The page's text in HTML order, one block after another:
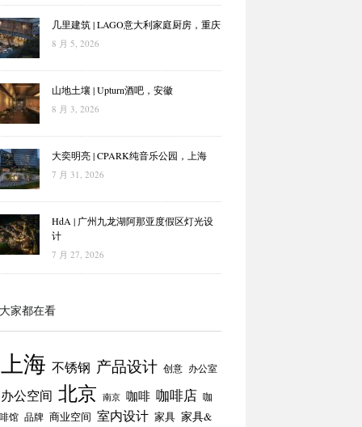
几里建筑 | LAGO意大利家庭厨房，重庆
8 月 5, 2026
山地土壤 | Upturn酒吧，安徽
8 月 3, 2026
大奕明亮 | CPARK纯音乐公园，上海
7 月 31, 2026
HdA | 广州九龙湖阿那亚度假区灯光设
计
7 月 27, 2026
家都在看
上海 不锈钢 产品设计 创意 办公室
办公空间 北京 南京 咖啡 咖啡店 咖
馆 品牌 商业空间 室内设计 家具 家具&